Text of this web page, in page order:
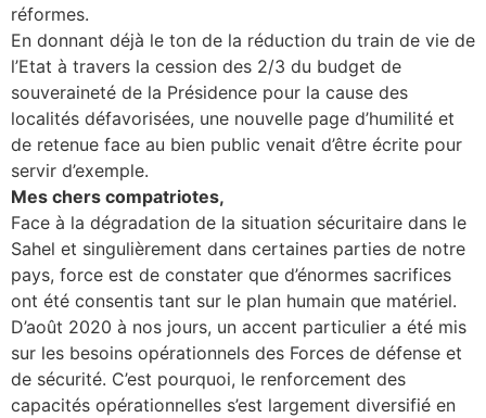
réformes.
En donnant déjà le ton de la réduction du train de vie de
l’Etat à travers la cession des 2/3 du budget de
souveraineté de la Présidence pour la cause des
localités défavorisées, une nouvelle page d’humilité et
de retenue face au bien public venait d’être écrite pour
servir d’exemple.
Mes chers compatriotes,
Face à la dégradation de la situation sécuritaire dans le
Sahel et singulièrement dans certaines parties de notre
pays, force est de constater que d’énormes sacrifices
ont été consentis tant sur le plan humain que matériel.
D’août 2020 à nos jours, un accent particulier a été mis
sur les besoins opérationnels des Forces de défense et
de sécurité. C’est pourquoi, le renforcement des
capacités opérationnelles s’est largement diversifié en